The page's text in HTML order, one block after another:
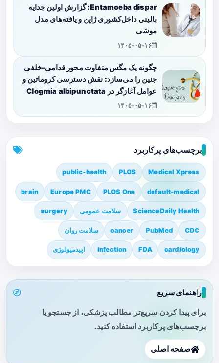
Entamoeba dispar: گزارش اولین جدایه
بالینی داخل‌کشوری ژاپن و یافته‌های مدل
موشی
۱۴۰۵-۰۵-۱۶
چگونه یک مگس متفاوت محور قدامی–خلفی
جنین را می‌سازد: نقش دسترسی کروماتین و
عوامل آغازگر در Clogmia albipunctata
۱۴۰۵-۰۵-۱۶
برچسب‌های پرکاربرد
Medical Xpress
PLOS
public-health
default-medical
PLOS One
Europe PMC
brain
ScienceDaily Health سلامت عمومی surgery
CDC
PubMed
cancer سلامت روان
cardiology
FDA
infection اپیدمیولوژی
راهنمای سریع
برای پیدا کردن سریع‌تر مطالب پزشکی، از جستجو یا
برچسب‌های پرکاربرد استفاده کنید.
صفحه اصلی